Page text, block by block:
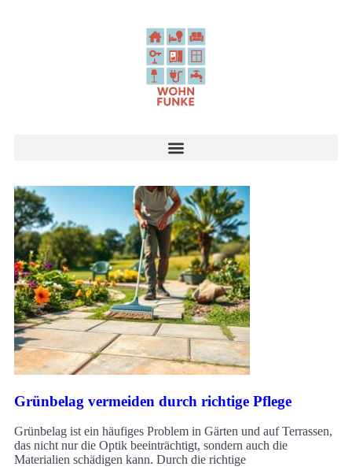
Grünbelag vermeiden durch richtige Pflege
Grünbelag ist ein häufiges Problem in Gärten und auf Terrassen,
das nicht nur die Optik beeinträchtigt, sondern auch die
Materialien schädigen kann. Durch die richtige